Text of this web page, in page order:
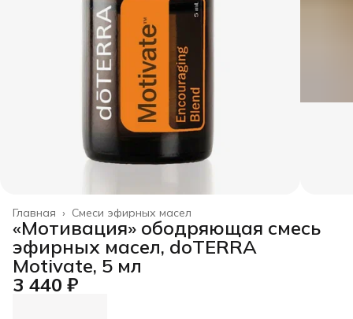
Смеси эфирных масел
Главная ›
«Мотивация» ободряющая смесь
эфирных масел, doTERRA
Motivate, 5 мл
3 440 ₽